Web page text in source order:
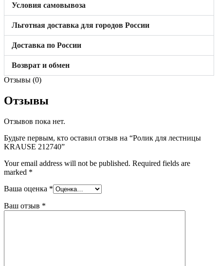
Условия самовывоза
Льготная доставка для городов России
Доставка по России
Возврат и обмен
Отзывы (0)
Отзывы
Отзывов пока нет.
Будьте первым, кто оставил отзыв на “Ролик для лестницы
KRAUSE 212740”
Your email address will not be published. Required fields are
marked *
Ваша оценка *
Ваш отзыв *